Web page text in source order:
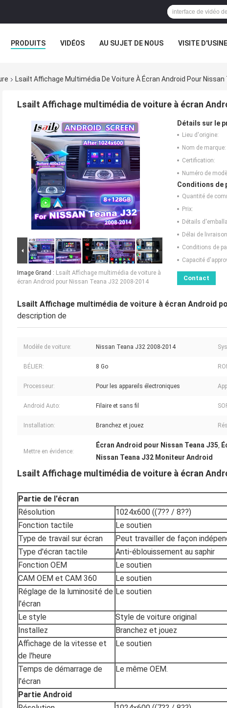
PRODUITS VIDÉOS AU SUJET DE NOUS VISITE D'USINE
Lsailt Affichage Multimédia De Voiture À Écran Android Pour
Lsailt Affichage multimédia de voiture à écran
Image Grand : Lsailt Affichage multimédia de voiture à
écran Android pour Nissan Teana J32 2008-2014
Détails sur le
Lieu d'origine:
Nom de marque:
Certification:
Numéro de
Conditions de
Quantité de
Prix:
Détails
Délai de
Conditions de
Capacité
Contact
Lsailt Affichage multimédia de voiture à écran Android
description de
Modèle de voiture: Nissan Teana J32 2008-2014
BÉLIER: 8 Go
Processeur: Pour les appareils électroniques
Android Auto: Filaire et sans fil
Installation: Branchez et jouez
Mettre en évidence:
Écran Android pour Nissan Teana J35,
Nissan Teana J32 Moniteur Android
Lsailt Affichage multimédia de voiture à écran
Partie de l'écran
Résolution
1024x600 ((7?? / 8??)
Fonction tactile
Le soutien
Type de travail sur écran
Peut travailler de façon
Type d'écran tactile
Anti-éblouissement au saphir
Fonction OEM
Le soutien
CAM OEM et CAM 360
Le soutien
Réglage de la luminosité de
l'écran
Le soutien
Le style
Style de voiture original
Installez
Branchez et jouez
Affichage de la vitesse et
de l'heure
Le soutien
Temps de démarrage de
l'écran
Le même OEM.
Partie Android